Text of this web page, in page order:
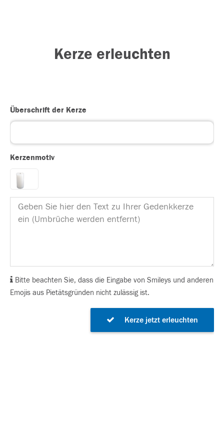
Kerze erleuchten
Überschrift der Kerze
Kerzenmotiv
Bitte beachten Sie, dass die Eingabe von Smileys und anderen
Emojis aus Pietätsgründen nicht zulässig ist.
Kerze jetzt erleuchten